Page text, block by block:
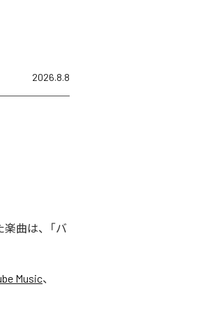
2026.8.8
曲は、「バ
Music、